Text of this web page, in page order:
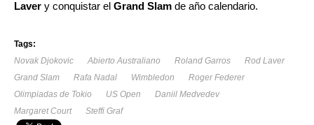
Laver y conquistar el Grand Slam de año calendario.
Tags:
Novak Djokovic
Abierto Australiano Roland Garros
Rod Laver
Grand Slam
Rafa Nadal Wimbledon
Roger Federer
Olimpiadas de Tokio
US Open
Daniil Medvedev
Margaret Court
Steffi Graf